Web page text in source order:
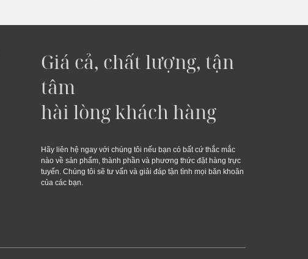
Giá cả, chất lượng, tận
tâm
hài lòng khách hàng
Hãy liên hệ ngay với chúng tôi nếu bạn có bất cứ thắc mắc
nào về sản phẩm, thành phần và phương thức đặt hàng trực
tuyến. Chúng tôi sẽ tư vấn và giải đáp tận tình mọi băn khoăn
của các bạn.